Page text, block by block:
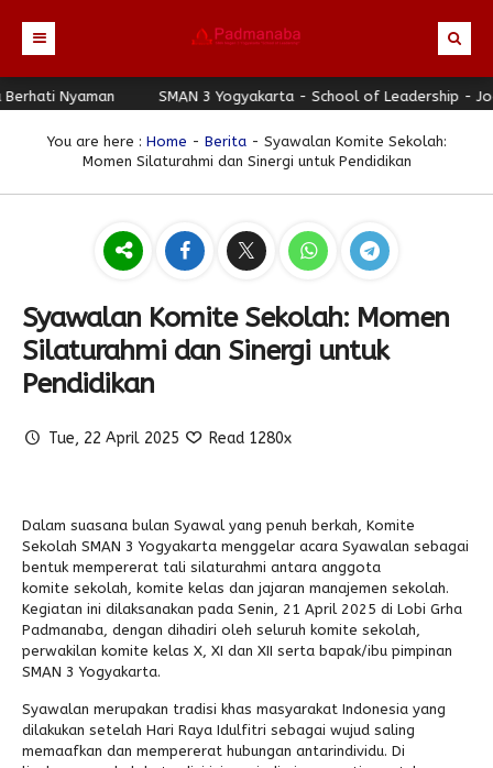
Beranda
Profil
Struktur Organisasi
Seragam
Kolom Siswa
Guru & Karyawan
Padmanaba Smart Service
Majalah Digital
Antologi Puisi 1
Antologi Puisi 2
Antologi Puisi 3
Antologi Puisi 4
Kegiatan Kemitraan
Foto
Video
Download
Hubungi Kami
Penbes 2026
Alumni
Nyaman SMAN 3 Yogyakarta - School of Leadership - Jogja
You are here : Home - Berita- Syawalan Komite Sekolah:
Momen Silaturahmi dan Sinergi untuk Pendidikan
Syawalan Komite Sekolah: Momen
Silaturahmi dan Sinergi untuk
Pendidikan
Tue, 22 April 2025 Read 1280x
Dalam suasana bulan Syawal yang penuh berkah, Komite
Sekolah SMAN 3 Yogyakarta menggelar acara Syawalan sebagai
bentuk mempererat tali silaturahmi antara anggota
komite sekolah, komite kelas dan jajaran manajemen sekolah.
Kegiatan ini dilaksanakan pada Senin, 21 April 2025 di Lobi Grha
Padmanaba, dengan dihadiri oleh seluruh komite sekolah,
perwakilan komite kelas X, XI dan XII serta bapak/ibu pimpinan
SMAN 3 Yogyakarta.
Syawalan merupakan tradisi khas masyarakat Indonesia yang
dilakukan setelah Hari Raya Idulfitri sebagai wujud saling
memaafkan dan mempererat hubungan antarindividu. Di